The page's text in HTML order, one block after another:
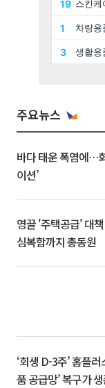
주요뉴스
바다 태운 폭염에…
이션’
영끌 '주택공급' 대
심복합까지 총동원
‘회생 D-3주’ 홈플
품 공급망’ 복구가